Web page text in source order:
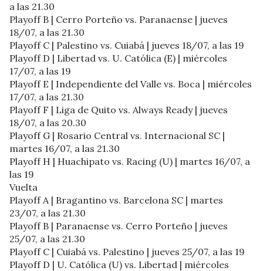
a las 21.30
Playoff B | Cerro Porteño vs. Paranaense | jueves
18/07, a las 21.30
Playoff C | Palestino vs. Cuiabá | jueves 18/07, a las 19
Playoff D | Libertad vs. U. Católica (E) | miércoles
17/07, a las 19
Playoff E | Independiente del Valle vs. Boca | miércoles
17/07, a las 21.30
Playoff F | Liga de Quito vs. Always Ready | jueves
18/07, a las 20.30
Playoff G | Rosario Central vs. Internacional SC |
martes 16/07, a las 21.30
Playoff H | Huachipato vs. Racing (U) | martes 16/07, a
las 19
Vuelta
Playoff A | Bragantino vs. Barcelona SC | martes
23/07, a las 21.30
Playoff B | Paranaense vs. Cerro Porteño | jueves
25/07, a las 21.30
Playoff C | Cuiabá vs. Palestino | jueves 25/07, a las 19
Playoff D | U. Católica (U) vs. Libertad | miércoles